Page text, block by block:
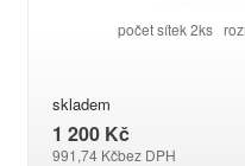
počet sítek 2ks
skladem
1 200 Kč
991,74 Kčbez DPH